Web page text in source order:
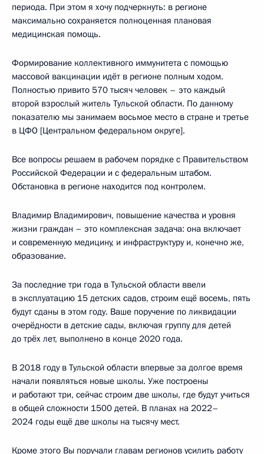
периода. При этом я хочу подчеркнуть: в регионе
максимально сохраняется полноценная плановая
медицинская помощь.
Формирование коллективного иммунитета с помощью
массовой вакцинации идёт в регионе полным ходом.
Полностью привито 570 тысяч человек – это каждый
второй взрослый житель Тульской области. По данному
показателю мы занимаем восьмое место в стране и третье
в ЦФО [Центральном федеральном округе].
Все вопросы решаем в рабочем порядке с Правительством
Российской Федерации и с федеральным штабом.
Обстановка в регионе находится под контролем.
Владимир Владимирович, повышение качества и уровня
жизни граждан – это комплексная задача: она включает
и современную медицину, и инфраструктуру и, конечно же,
образование.
За последние три года в Тульской области ввели
в эксплуатацию 15 детских садов, строим ещё восемь, пять
будут сданы в этом году. Ваше поручение по ликвидации
очерёдности в детские сады, включая группу для детей
до трёх лет, выполнено в конце 2020 года.
В 2018 году в Тульской области впервые за долгое время
начали появляться новые школы. Уже построены
и работают три, сейчас строим две школы, где будут учиться
в общей сложности 1500 детей. В планах на 2022–
2024 годы ещё две школы на тысячу мест.
Кроме этого Вы поручали главам регионов усилить работу